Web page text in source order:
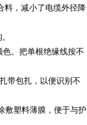
料，减小了电缆外径降
。把单根绝缘线按不
带包扎，以便识别不
塑料薄膜，便于与护